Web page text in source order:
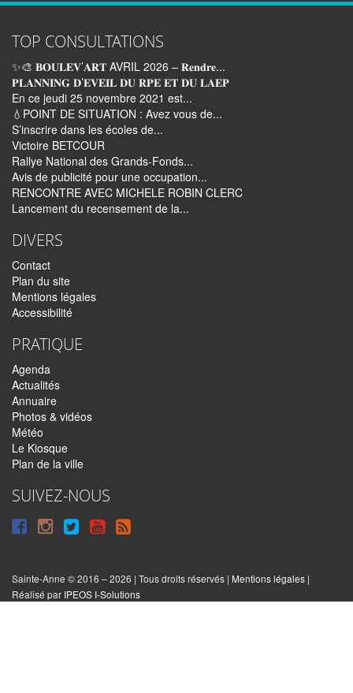
TOP CONSULTATIONS
✨🎨 𝐁𝐎𝐔𝐋𝐄𝐕’𝐀𝐑𝐓 AVRIL 2026 – 𝐑𝐞𝐧𝐝𝐫𝐞...
𝐏𝐋𝐀𝐍𝐍𝐈𝐍𝐆 𝐃’𝐄𝐕𝐄𝐈𝐋 𝐃𝐔 𝐑𝐏𝐄 𝐄𝐓 𝐃𝐔 𝐋𝐀𝐄𝐏
En ce jeudi 25 novembre 2021 est...
💧POINT DE SITUATION : Avez vous de...
S’inscrire dans les écoles de...
Victoire BETCOUR
Rallye National des Grands-Fonds...
Avis de publicité pour une occupation...
RENCONTRE AVEC MICHELE ROBIN CLERC
Lancement du recensement de la...
DIVERS
Contact
Plan du site
Mentions légales
Accessibilité
PRATIQUE
Agenda
Actualités
Annuaire
Photos & vidéos
Météo
Le Kiosque
Plan de la ville
SUIVEZ-NOUS
Suivre
Facebook
Suivre
Instagram
Suivre
Twitter
Syndiquer
le
site
Sainte-Anne © 2016 – 2026 | Tous droits réservés | Mentions légales |
Réalisé par IPEOS I-Solutions
Réinitialiser